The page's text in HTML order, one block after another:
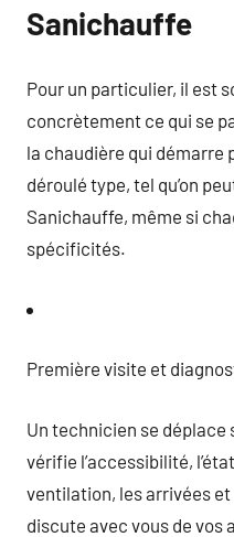
Sanichauffe
Pour un particulier, il est
concrètement ce qui se
la chaudière qui démarre
déroulé type, tel qu’on
Sanichauffe, même si
spécificités.
Première visite et
Un technicien se déplace
vérifie l’accessibilité,
ventilation, les arrivées
discute avec vous de